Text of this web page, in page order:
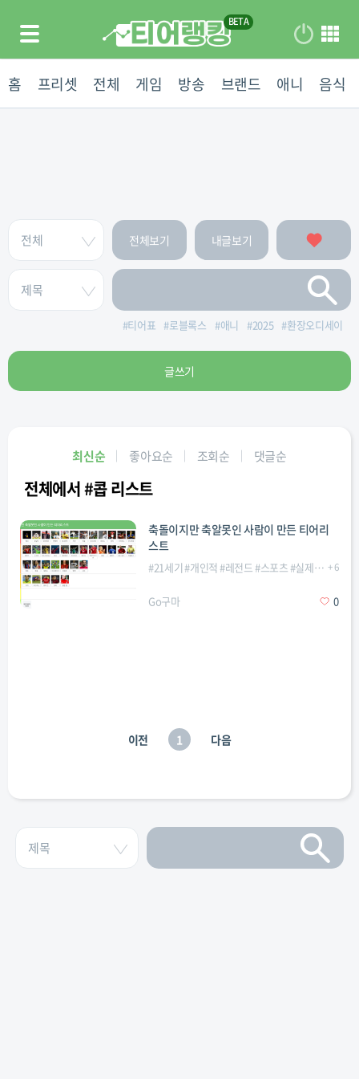
홈 프리셋 전체 게임 방송 브랜드 애니 음식
전체보기 내글보기
#티어표 #로블록스 #애니 #2025 #환장오디세이
글쓰기
최신순 좋아요순 조회순 댓글순
전체에서 #콥 리스트
축돌이지만 축알못인 사람이 만든 티어리
스트
#21세기#개인적 #레전드#스포츠#실제축구 #
+6
Go구마 0
이전 1 다음